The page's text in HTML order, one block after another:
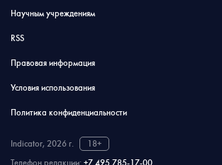
Научным учреждениям
RSS
Правовая информация
Условия использования
Политика конфиденциальности
Indicator, 2026 г.
18+
Телефон редакции: +7 495 785-17-00